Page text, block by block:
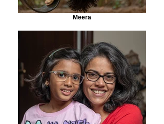
Meera